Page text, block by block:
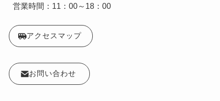
営業時間：11：00～18：00
アクセスマップ
お問い合わせ